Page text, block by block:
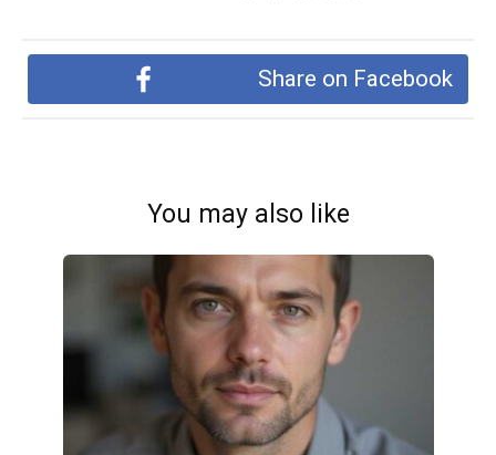
Share on Facebook
You may also like